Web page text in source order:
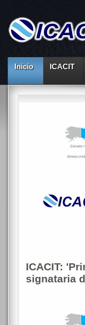
Inicio ICACIT
ICACIT:
signataria